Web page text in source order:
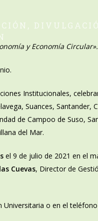
y Economía Circular».
Institucionales,
Suances, Santander,
de Campoo de Suso,
del Mar.
el 9 de julio de 2021 en el
Cuevas, Director de
Universitaria o en el